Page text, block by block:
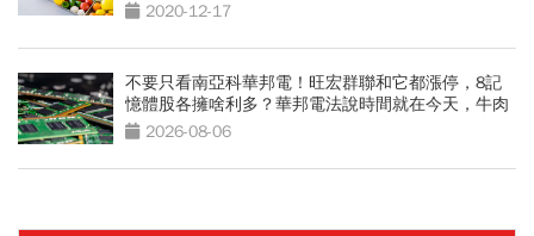
2020-12-17
不要只看南亞科華邦電！旺宏群聯和它都漲停，8記
憶體股各擁啥利多？華邦電法說時間就在今天，牛肉
大塊嗎
2026-08-06